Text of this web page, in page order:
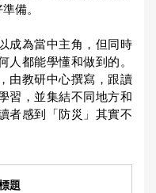
備。
成為當中主角，但同時
人都能學懂和做到的。
由教研中心撰寫，跟讀
習，並集結不同地方和
者感到「防災」其實不
題